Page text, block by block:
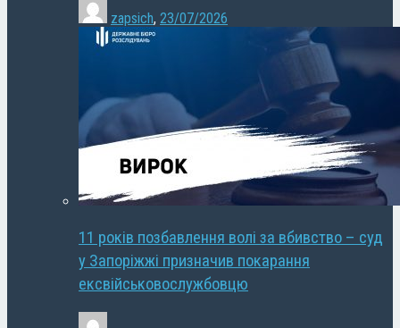
zapsich, 23/07/2026
11 років позбавлення волі за вбивство – суд
у Запоріжжі призначив покарання
ексвійськовослужбовцю